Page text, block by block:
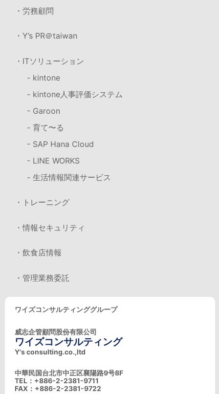
・労務顧問
・Y’s PR＠taiwan
・ITソリューション
- kintone
- kintone人事評価システム
- Garoon
- 育て〜る
- SAP Hana Cloud
- LINE WORKS
- 生活情報関連サービス
・トレーニング
・情報セキュリティ
・飲食店情報
・管理業務委託
ワイズコンサルティンググループ
威志企管顧問股份有限公司
ワイズコンサルティング
Y's consulting.co.,ltd
中華民国台北市中正区襄陽路9号8F
TEL：+886-2-2381-9711
FAX：+886-2-2381-9722